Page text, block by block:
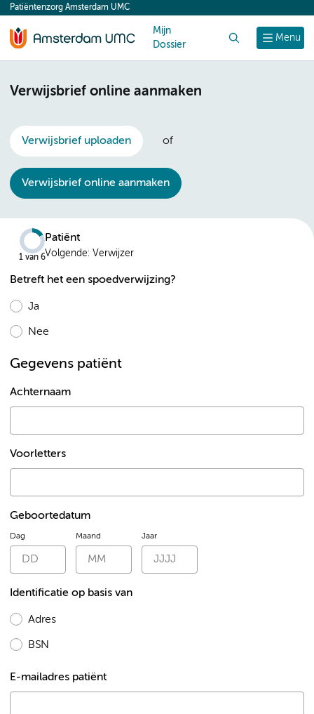
content
Menu
Patiëntenzorg Amsterdam UMC
Mijn
Dossier
Verwijsbrief online aanmaken
Verwijsbrief uploaden of
Verwijsbrief online aanmaken
Patiënt
Volgende: Verwijzer
Betreft het een spoedverwijzing?
Ja
Nee
Gegevens patiënt
Achternaam
Voorletters
Geboortedatum
Dag Maand Jaar
Identificatie op basis van
Adres
BSN
E-mailadres patiënt